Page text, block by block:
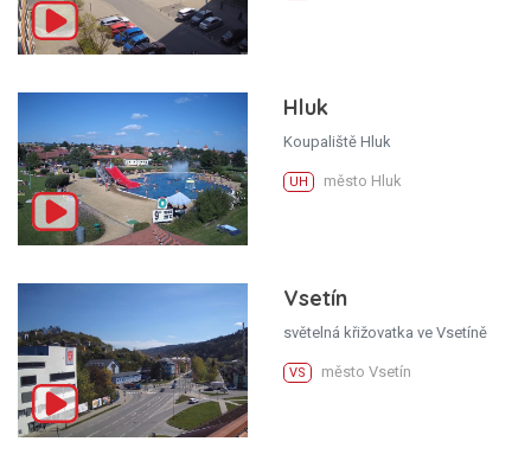
Hluk
Koupaliště Hluk
UH město Hluk
Vsetín
světelná křižovatka ve Vsetíně
VS město Vsetín